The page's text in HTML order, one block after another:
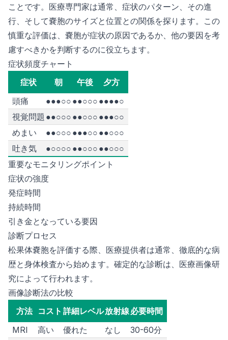
ことです。医療専門家は通常、症状のパターン、その進
行、そして嚢胞のサイズと位置との関係を探ります。この
慎重な評価は、嚢胞が症状の原因であるか、他の要因を考
慮すべきかを判断するのに役立ちます。
症状頻度チャート
症状
朝 午後
夕方
頭痛
●●●○○ ●●○○○ ●●●●○
視覚問題 ●●○○○ ●●○○○ ●●●○○
めまい
●●○○○ ●●●○○ ●●○○○
吐き気
●○○○○ ●●○○○ ●●○○○
重要なモニタリングポイント
症状の強度
発症時間
持続時間
引き金となっている要因
診断プロセス
松果体嚢胞を評価する際、医療提供者は通常、徹底的な病
歴と身体検査から始めます。確定的な診断は、医療画像研
究によって行われます。
画像診断法の比較
方法 コスト 詳細レベル放射線必要時間
MRI
高い 優れた なし
30-60分